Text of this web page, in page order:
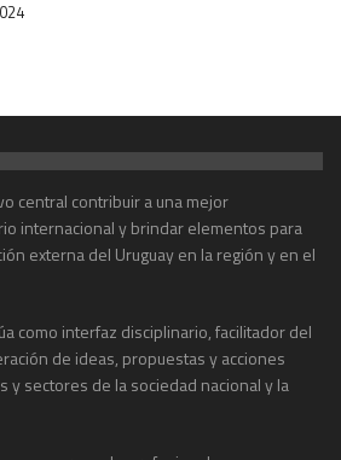
central contribuir a una mejor
internacional y brindar elementos para
externa del Uruguay en la región y en el
como interfaz disciplinario, facilitador del
de ideas, propuestas y acciones
y sectores de la sociedad nacional y la